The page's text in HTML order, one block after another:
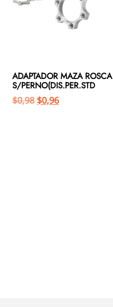
ADAPTADOR MAZA ROSCA
S/PERNO(DIS.PER.STD
$0,98 $0,96